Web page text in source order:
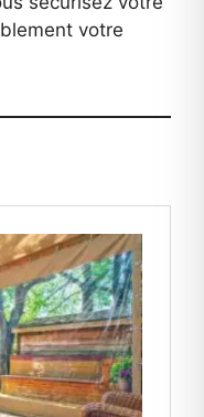
votre